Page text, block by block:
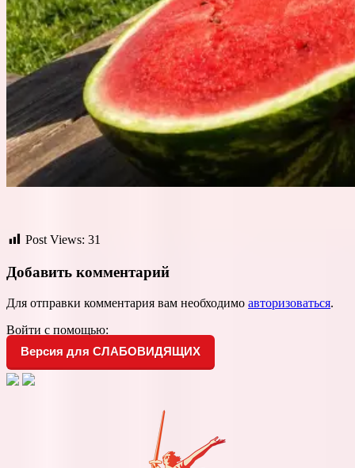
Post Views: 31
Добавить комментарий
Для отправки комментария вам необходимо авторизоваться.
Войти с помощью:
Версия для СЛАБОВИДЯЩИХ